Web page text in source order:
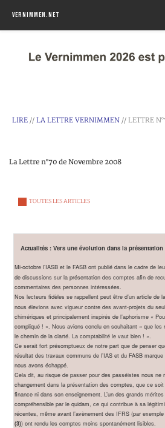
Vernimmen.net
LIRE // LA LETTRE VERNIMMEN // LETTRE
La Lettre n°70 de Novembre 2008
TOUTES LES ARTICLES
Actualités : Vers une évolution dans la présentation
Mi-octobre l’IASB et le FASB ont publié dans le cadre de
de discussions sur la présentation des comptes afin de
commentaires des personnes intéressées.
Nos lecteurs fidèles se rappellent peut être d’un article de
nous élevions avec vigueur contre des avant-projets du
chimériques et principalement inspirés de l’aphorisme «
compliqué ! ». Nous avions conclu en souhaitant « que
le chemin de la clarté. La comptabilité le vaut bien ! ».
Ce serait fort présomptueux de notre part que de penser
résultat des travaux communs de l’IAS et du FASB
nous avons échappé.
Cela dit, au risque de passer pour des passéistes nous ne
changement dans la présentation des comptes, que ce
finance ni dans son enseignement. L’un des grands
compréhensible par le quidam, ce qui contribue à sa
récentes, même avant l’avènement des IFRS (par
(3)) ont rendu les comptes moins spontanément lisibles.